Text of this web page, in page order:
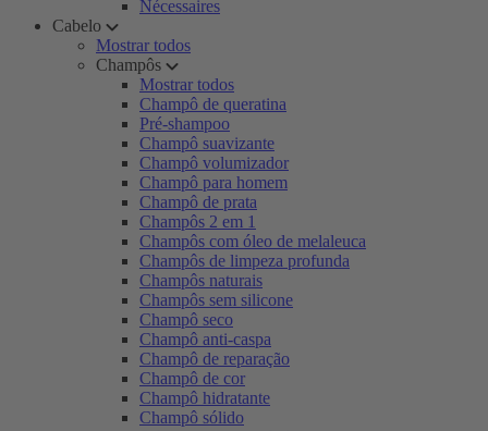
Nécessaires
Cabelo
Mostrar todos
Champôs
Mostrar todos
Champô de queratina
Pré-shampoo
Champô suavizante
Champô volumizador
Champô para homem
Champô de prata
Champôs 2 em 1
Champôs com óleo de melaleuca
Champôs de limpeza profunda
Champôs naturais
Champôs sem silicone
Champô seco
Champô anti-caspa
Champô de reparação
Champô de cor
Champô hidratante
Champô sólido